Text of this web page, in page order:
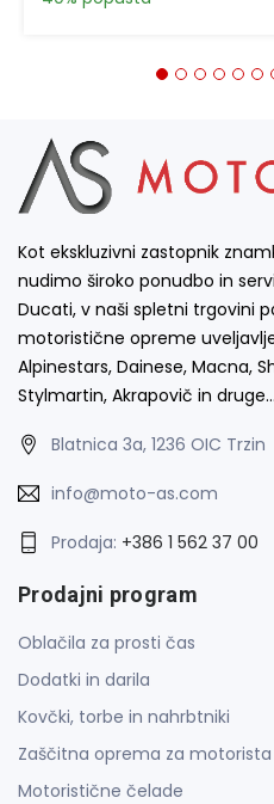
Kot ekskluzivni zastopnik
nudimo široko ponudbo in
Ducati, v naši spletni trgovini
motoristične opreme
Alpinestars, Dainese, Macna,
Stylmartin, Akrapovič in druge…
Blatnica 3a, 1236 OIC Trzin
info@moto-as.com
Prodaja: +386 1 562 37 00
Prodajni program
Oblačila za prosti čas
Dodatki in darila
Kovčki, torbe in nahrbtniki
Zaščitna oprema za motorista
Motoristične čelade